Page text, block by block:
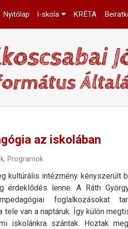
Nyitólap I-skola KRÉTA
az iskolában
, Programok
kultúrális intézmény kényszerült
érdeklődés lenne. A Ráth
foglalkozásokat
tele van a naptáruk. Így külön
iskolánkra szántak. Hoztak